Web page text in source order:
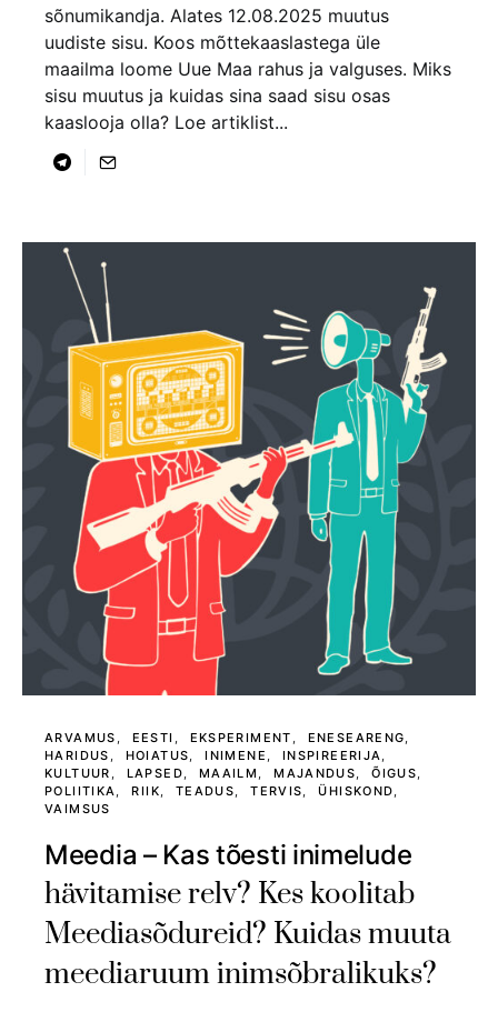
sõnumikandja. Alates 12.08.2025 muutus
uudiste sisu. Koos mõttekaaslastega üle
maailma loome Uue Maa rahus ja valguses. Miks
sisu muutus ja kuidas sina saad sisu osas
kaaslooja olla? Loe artiklist...
ARVAMUS EESTI EKSPERIMENT
ENESEARENG
HARIDUS
HOIATUS INIMENE
INSPIREERIJA
KULTUUR
LAPSED MAAILM MAJANDUS
ÕIGUS
POLIITIKA
RIIK TEADUS TERVIS
ÜHISKOND
VAIMSUS
Meedia – Kas tõesti inimelude
hävitamise relv? Kes koolitab
Meediasõdureid? Kuidas muuta
meediaruum inimsõbralikuks?